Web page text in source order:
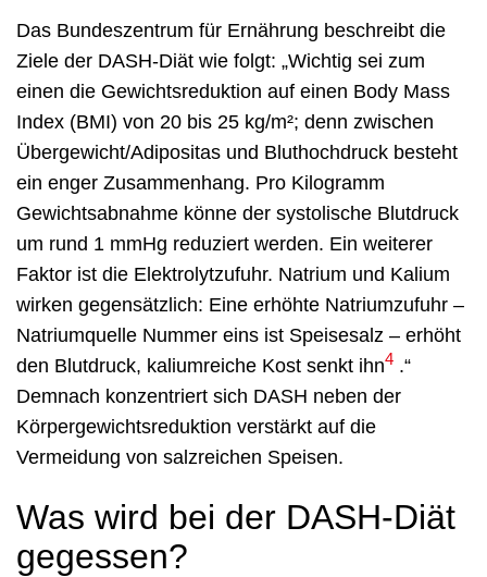
Das Bundeszentrum für Ernährung beschreibt die
Ziele der DASH-Diät wie folgt: „Wichtig sei zum
einen die Gewichtsreduktion auf einen Body Mass
Index (BMI) von 20 bis 25 kg/m²; denn zwischen
Übergewicht/Adipositas und Bluthochdruck besteht
ein enger Zusammenhang. Pro Kilogramm
Gewichtsabnahme könne der systolische Blutdruck
um rund 1 mmHg reduziert werden. Ein weiterer
Faktor ist die Elektrolytzufuhr. Natrium und Kalium
wirken gegensätzlich: Eine erhöhte Natriumzufuhr –
Natriumquelle Nummer eins ist Speisesalz – erhöht
den Blutdruck, kaliumreiche Kost senkt ihn4 .“
Demnach konzentriert sich DASH neben der
Körpergewichtsreduktion verstärkt auf die
Vermeidung von salzreichen Speisen.
Was wird bei der DASH-Diät
gegessen?